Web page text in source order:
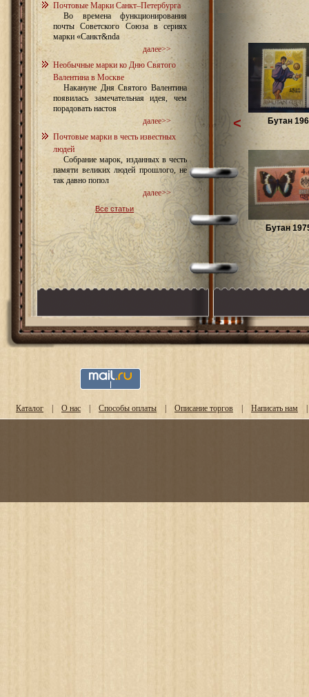
Почтовые Марки Санкт–Петербурга
Во времена функционирования
почты Советского Союза в сериях
марки «Санкт&nda
далее>>
Необычные марки ко Дню Святого
Валентина в Москве
Накануне Дня Святого Валентина
появилась замечательная идея, чем
порадовать настоя
далее>>
Почтовые марки в честь известных
людей
Собрание марок, изданных в честь
памяти великих людей прошлого, не
так давно попол
далее>>
Все статьи
Бутан
Бутан
<
Каталог | О нас | Способы оплаты | Описание торгов | Написать нам |